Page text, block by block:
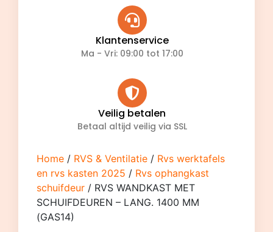
Klantenservice
Ma - Vri: 09:00 tot 17:00
Veilig betalen
Betaal altijd veilig via SSL
Home / RVS & Ventilatie / Rvs werktafels
en rvs kasten 2025 / Rvs ophangkast
schuifdeur / RVS WANDKAST MET
SCHUIFDEUREN – LANG. 1400 MM
(GAS14)